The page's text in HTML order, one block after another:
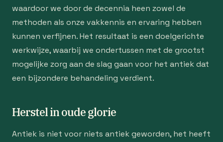
waardoor we door de decennia heen zowel de
methoden als onze vakkennis en ervaring hebben
kunnen verfijnen. Het resultaat is een doelgerichte
werkwijze, waarbij we ondertussen met de grootst
mogelijke zorg aan de slag gaan voor het antiek dat
een bijzondere behandeling verdient.
Herstel in oude glorie
Antiek is niet voor niets antiek geworden, het heeft